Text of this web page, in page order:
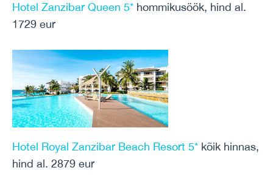
Hotel Zanzibar Queen 5* hommikusöök, hind al.
1729 eur
Hotel Royal Zanzibar Beach Resort 5* kõik hinnas,
hind al. 2879 eur